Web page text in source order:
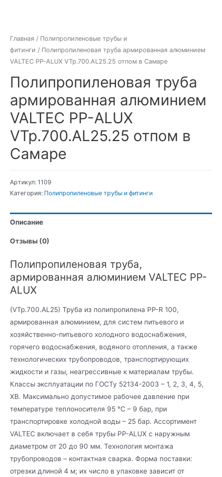
Главная / Полипропиленовые трубы и
фитинги / Полипропиленовая труба армированная алюминием
VALTEC PP-ALUX VTp.700.AL25.25 отпом в Самаре
Полипропиленовая труба
армированная алюминием
VALTEC PP-ALUX
VTp.700.AL25.25 отпом в
Самаре
Артикул: 1109
Категория: Полипропиленовые трубы и фитинги
Описание
Отзывы (0)
Полипропиленовая труба,
армированная алюминием VALTEC PP-
ALUX
(VTp.700.AL25) Труба из полипропилена PP-R 100,
армированная алюминием, для систем питьевого и
хозяйственно-питьевого холодного водоснабжения,
горячего водоснабжения, водяного отопления, а также
технологических трубопроводов, транспортирующих
жидкости и газы, неагрессивные к материалам трубы.
Классы эксплуатации по ГОСТу 52134-2003 – 1, 2, 3, 4, 5,
ХВ. Максимально допустимое рабочее давление при
температуре теплоносителя 95 °С – 9 бар, при
транспортировке холодной воды – 25 бар. Ассортимент
VALTEC включает в себя трубы PP-ALUX с наружным
диаметром от 20 до 90 мм. Технология монтажа
трубопроводов – контактная сварка. Форма поставки:
отрезки длиной 4 м; их число в упаковке зависит от